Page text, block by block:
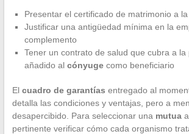
Presentar el certificado de matrimonio a
Justificar una antigüedad mínima en la
complemento
Tener un contrato de salud que cubra a
añadido al cónyugecomo beneficiario
El cuadro de garantías entregado al
detalla las condiciones y ventajas, pero a
desapercibido. Para seleccionar una mutua
pertinente verificar cómo cada organismo